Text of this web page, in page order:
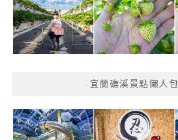
宜蘭礁溪景點懶人包